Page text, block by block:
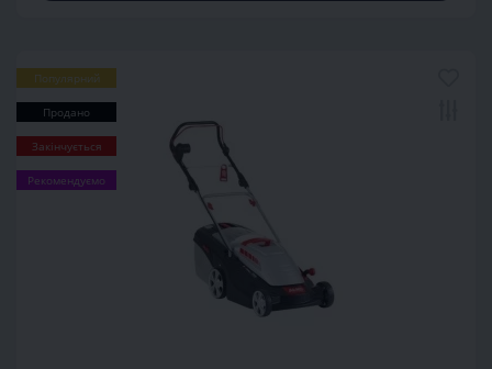
Популярний
Продано
Закінчується
Рекомендуємо